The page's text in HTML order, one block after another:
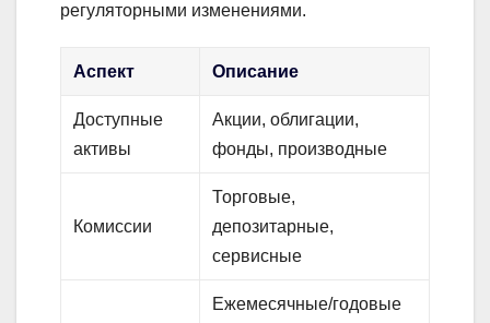
регуляторными изменениями.
Аспект Описание
Доступные
активы
Акции, облигации,
фонды, производные
Комиссии
Торговые,
депозитарные,
сервисные
Ежемесячные/годовые